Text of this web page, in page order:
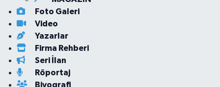
Foto Galeri
Video
Yazarlar
Firma Rehberi
Seri İlan
Röportaj
Biyografi